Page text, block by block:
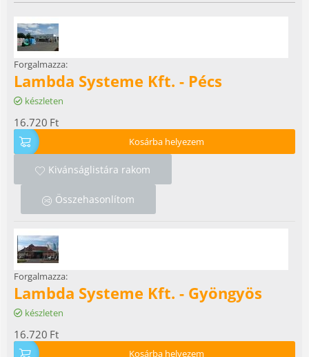
Forgalmazza:
Lambda Systeme Kft. - Pécs
készleten
16.720 Ft
Kosárba helyezem
Kivánságlistára rakom
Összehasonlítom
Forgalmazza:
Lambda Systeme Kft. - Gyöngyös
készleten
16.720 Ft
Kosárba helyezem